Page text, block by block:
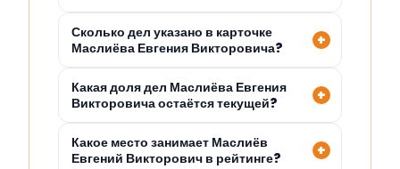
Сколько дел указано в карточке
Маслиёва Евгения Викторовича?
Какая доля дел Маслиёва Евгения
Викторовича остаётся текущей?
Какое место занимает Маслиёв
Евгений Викторович в рейтинге?